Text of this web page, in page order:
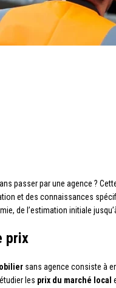
passer par une agence ?
et des connaissances
de l’estimation initiale
prix
sans agence consiste à
les prix du marché local